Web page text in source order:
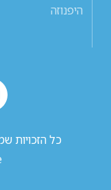
היפנוזה
כל הזכויות